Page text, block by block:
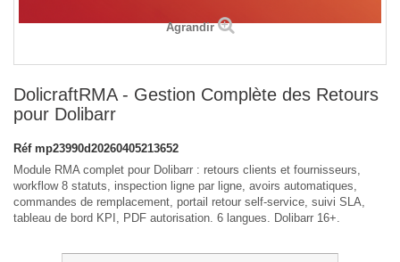
Agrandir
DolicraftRMA - Gestion Complète des Retours
pour Dolibarr
Réf mp23990d20260405213652
Module RMA complet pour Dolibarr : retours clients et fournisseurs,
workflow 8 statuts, inspection ligne par ligne, avoirs automatiques,
commandes de remplacement, portail retour self-service, suivi SLA,
tableau de bord KPI, PDF autorisation. 6 langues. Dolibarr 16+.